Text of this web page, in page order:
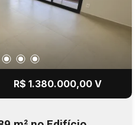
R$ 1.380.000,00 V